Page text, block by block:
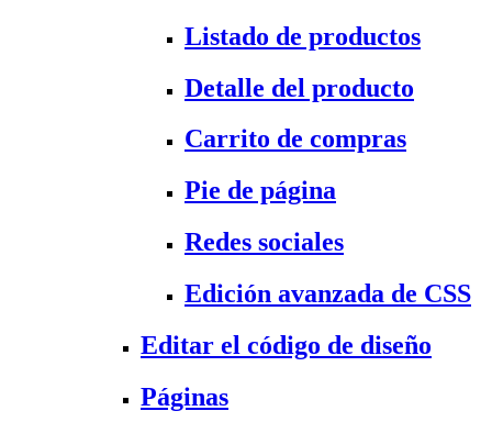
Listado de productos
Detalle del producto
Carrito de compras
Pie de página
Redes sociales
Edición avanzada de CSS
Editar el código de diseño
Páginas